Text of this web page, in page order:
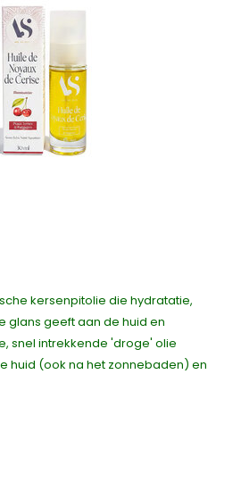
kersenpitolie die hydratatie,
glans geeft aan de huid en
snel intrekkende 'droge' olie
huid (ook na het zonnebaden) en